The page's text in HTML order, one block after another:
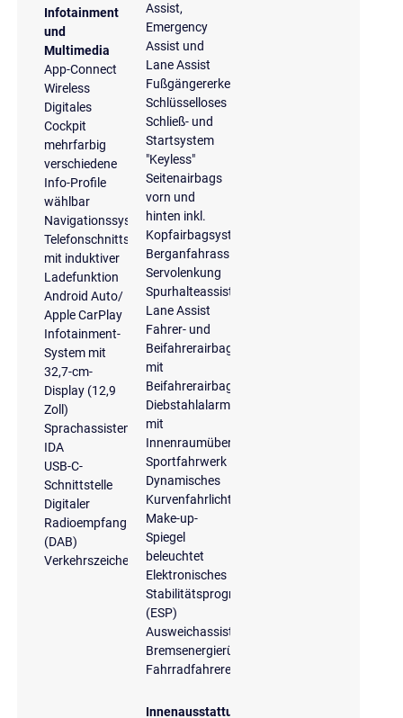
Infotainment
und
Multimedia
App-Connect
Wireless
Digitales
Cockpit
mehrfarbig
verschiedene
Info-Profile
wählbar
Navigationssystem
Telefonschnittstelle
mit induktiver
Ladefunktion
Android Auto/
Apple CarPlay
Infotainment-
System mit
32,7-cm-
Display (12,9
Zoll)
Sprachassistent
IDA
USB-C-
Schnittstelle
Digitaler
Radioempfang
(DAB)
Verkehrszeichenerkennung
Assist,
Emergency
Assist und
Lane Assist
Fußgängererkennung
Schlüsselloses
Schließ- und
Startsystem
"Keyless"
Seitenairbags
vorn und
hinten inkl.
Kopfairbagsystem
Berganfahrassistent
Servolenkung
Spurhalteassistent
Lane Assist
Fahrer- und
Beifahrerairbag
mit
Beifahrerairbagdeaktivierung
Diebstahlalarmanlage
mit
Innenraumüberwachung
Sportfahrwerk
Dynamisches
Kurvenfahrlicht
Make-up-
Spiegel
beleuchtet
Elektronisches
Stabilitätsprogramm
(ESP)
Ausweichassistent
Bremsenergierückgewinnung
Fahrradfahrererkennung
Innenausstattung